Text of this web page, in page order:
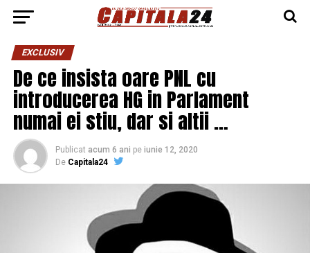
EXCLUSIV
De ce insista oare PNL cu
introducerea HG in Parlament
numai ei stiu, dar si altii …
Publicat acum 6 ani pe iunie 12, 2020
De Capitala24